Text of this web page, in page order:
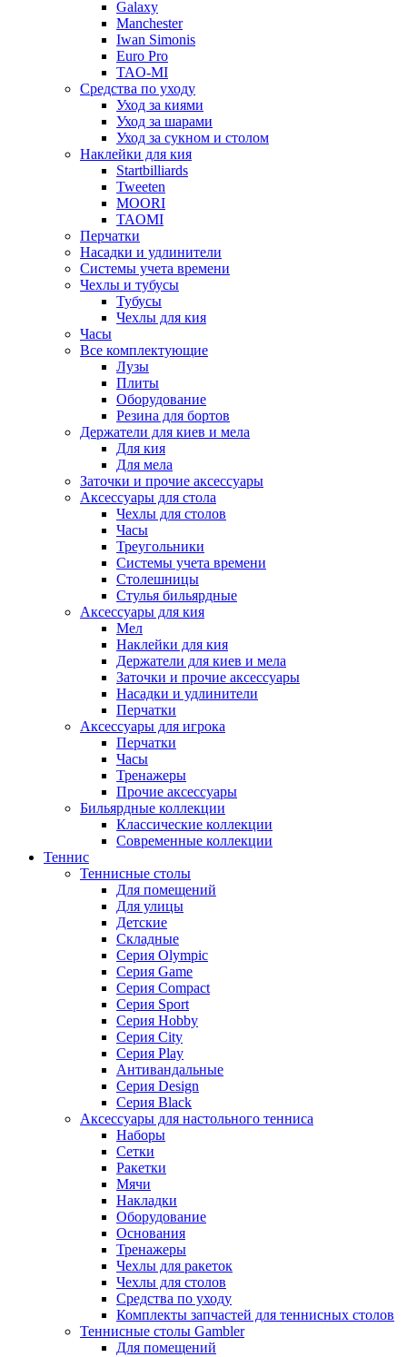
Galaxy
Manchester
Iwan Simonis
Euro Pro
TAO-MI
Средства по уходу
Уход за киями
Уход за шарами
Уход за сукном и столом
Наклейки для кия
Startbilliards
Tweeten
MOORI
TAOMI
Перчатки
Насадки и удлинители
Системы учета времени
Чехлы и тубусы
Тубусы
Чехлы для кия
Часы
Все комплектующие
Лузы
Плиты
Оборудование
Резина для бортов
Держатели для киев и мела
Для кия
Для мела
Заточки и прочие аксессуары
Аксессуары для стола
Чехлы для столов
Часы
Треугольники
Системы учета времени
Столешницы
Стулья бильярдные
Аксессуары для кия
Мел
Наклейки для кия
Держатели для киев и мела
Заточки и прочие аксессуары
Насадки и удлинители
Перчатки
Аксессуары для игрока
Перчатки
Часы
Тренажеры
Прочие аксессуары
Бильярдные коллекции
Классические коллекции
Современные коллекции
Теннис
Теннисные столы
Для помещений
Для улицы
Детские
Складные
Серия Olympic
Серия Game
Серия Compact
Серия Sport
Серия Hobby
Серия City
Серия Play
Антивандальные
Серия Design
Серия Black
Аксессуары для настольного тенниса
Наборы
Сетки
Ракетки
Мячи
Накладки
Оборудование
Основания
Тренажеры
Чехлы для ракеток
Чехлы для столов
Средства по уходу
Комплекты запчастей для теннисных столов
Теннисные столы Gambler
Для помещений